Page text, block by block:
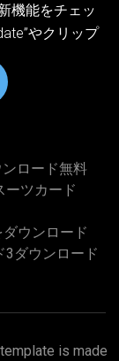
機能をチェッ
やクリップ
ロード無料
ーツカード
ウンロード
3ダウンロード
is made